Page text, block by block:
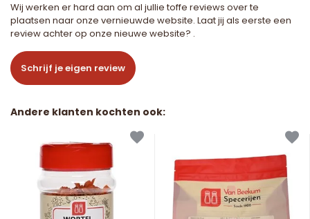
Wij werken er hard aan om al jullie toffe reviews over te
plaatsen naar onze vernieuwde website. Laat jij als eerste een
review achter op onze nieuwe website? .
Schrijf je eigen review
Andere klanten kochten ook: